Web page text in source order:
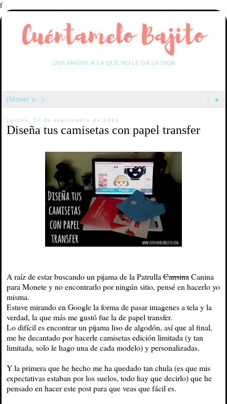
f
▼
jueves, 17 de septiembre de 2015
Diseña tus camisetas con papel transfer
A raíz de estar buscando un pijama de la Patrulla CansinaCanina
para Monete y no encontrarlo por ningún sitio, pensé en hacerlo yo
misma.
Estuve mirando en Google la forma de pasar imagenes a tela y la
verdad, la que más me gustó fue la de papel transfer.
Lo difícil es encontrar un pijama liso de algodón, así que al final,
me he decantado por hacerle camisetas edición limitada (y tan
limitada, solo le hago una de cada modelo) y personalizadas.
Y la primera que he hecho me ha quedado tan chula (es que mis
expectativas estaban por los suelos, todo hay que decirlo) que he
pensado en hacer este post para que veas que fácil es.